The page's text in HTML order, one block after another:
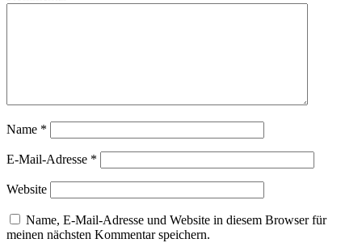
Name *
E-Mail-Adresse *
Website
Name, E-Mail-Adresse und Website in diesem Browser für
meinen nächsten Kommentar speichern.